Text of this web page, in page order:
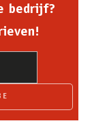
bedrijf?